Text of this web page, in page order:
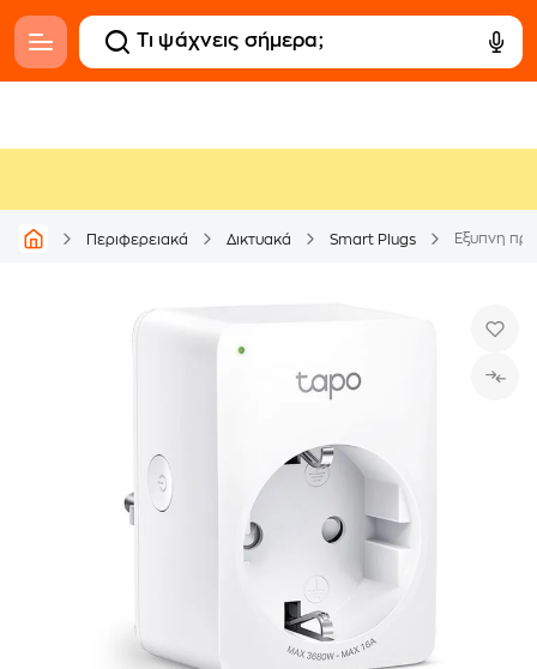
Περιφερειακά Δικτυακά Smart Plugs Έξυπνη